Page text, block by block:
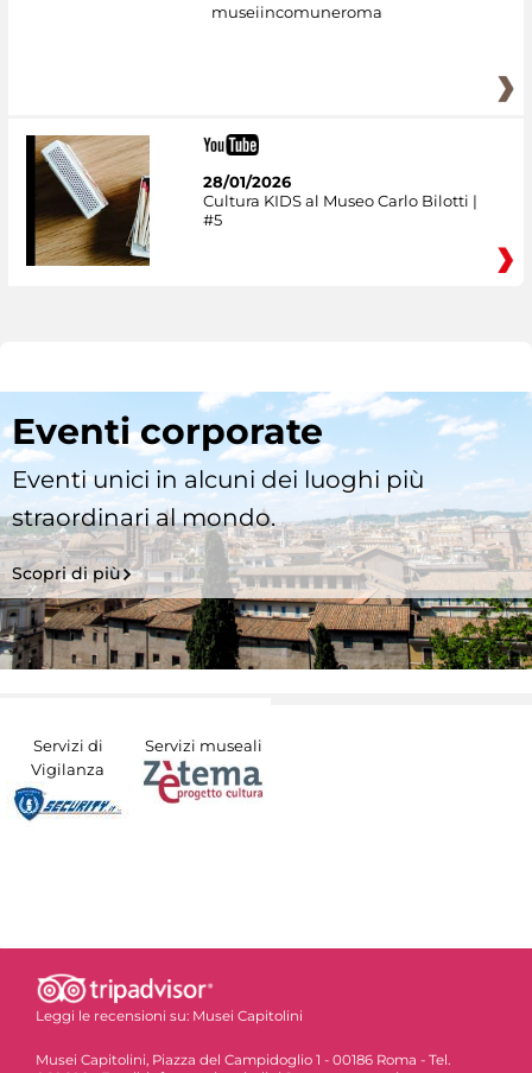
museiincomuneroma
28/01/2026
Cultura KIDS al Museo Carlo Bilotti |
#5
Eventi corporate
Eventi unici in alcuni dei luoghi più
straordinari al mondo.
Scopri di più
Servizi di
Vigilanza
Servizi museali
Leggi le recensioni su: Musei Capitolini
Musei Capitolini, Piazza del Campidoglio 1 - 00186 Roma - Tel.